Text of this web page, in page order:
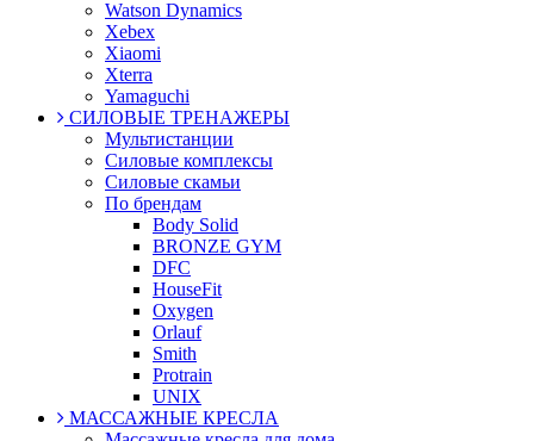
Watson Dynamics
Xebex
Xiaomi
Xterra
Yamaguchi
СИЛОВЫЕ ТРЕНАЖЕРЫ
Мультистанции
Силовые комплексы
Силовые скамьи
По брендам
Body Solid
BRONZE GYM
DFC
HouseFit
Oxygen
Orlauf
Smith
Protrain
UNIX
МАССАЖНЫЕ КРЕСЛА